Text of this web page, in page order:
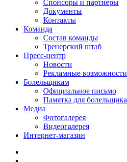
Спонсоры и партнеры
Документы
Контакты
Команда
Состав команды
Тренерский штаб
Пресс-центр
Новости
Рекламные возможности
Болельщикам
Официальное письмо
Памятка для болельщика
Медиа
Фотогалерея
Видеогалерея
Интернет-магазин